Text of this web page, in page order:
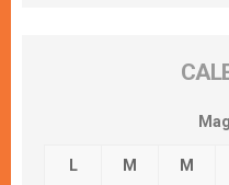
L M M